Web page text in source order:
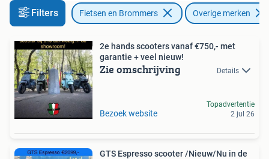
Filters Fietsen en Brommers Overige merken
2e hands scooters vanaf €750,- met
garantie + veel nieuw!
Zie omschrijving Details
Bezoek website
Topadvertentie
2 jul 26
GTS Espresso scooter /Nieuw/Nu in de